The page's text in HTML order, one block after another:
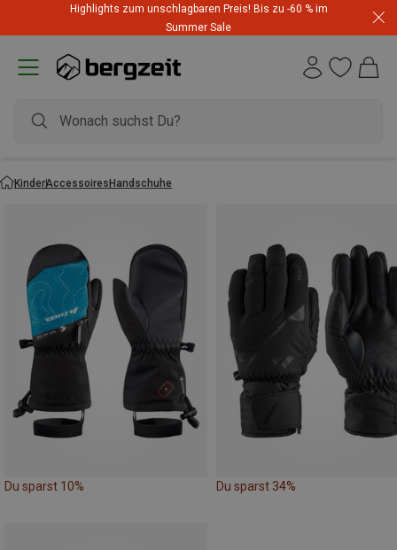
Highlights zum unschlagbaren Preis! Bis zu -60 % im
Summer Sale
KinderAccessoiresHandschuhe
Du sparst 10% Du sparst 34%